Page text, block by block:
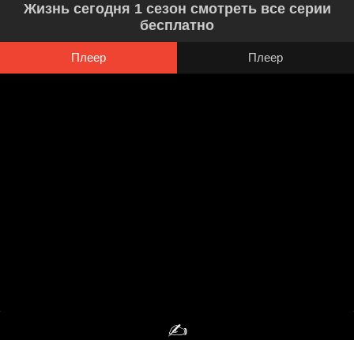
Жизнь сегодня 1 сезон смотреть все серии
бесплатно
Плеер Плеер
✍️